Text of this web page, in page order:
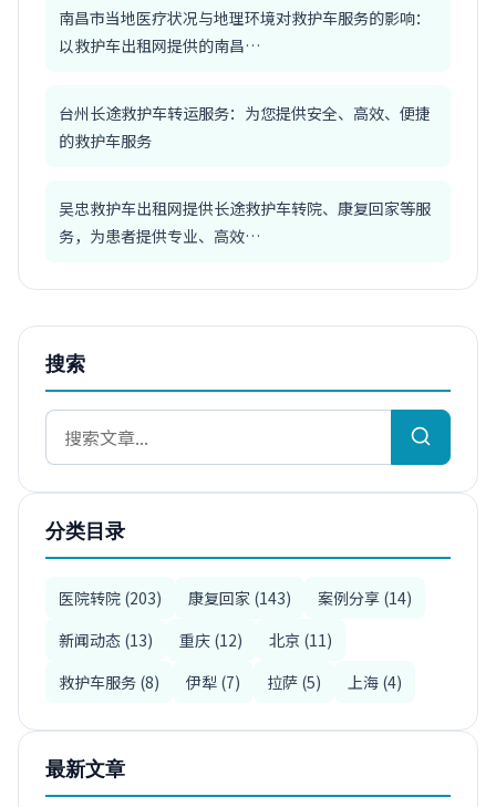
南昌市当地医疗状况与地理环境对救护车服务的影响：
以救护车出租网提供的南昌…
台州长途救护车转运服务：为您提供安全、高效、便捷
的救护车服务
吴忠救护车出租网提供长途救护车转院、康复回家等服
务，为患者提供专业、高效…
搜索
分类目录
医院转院 (203) 康复回家 (143)
案例分享 (14)
新闻动态 (13)
重庆 (12)
北京 (11)
救护车服务 (8)
伊犁 (7) 拉萨 (5) 上海 (4)
最新文章